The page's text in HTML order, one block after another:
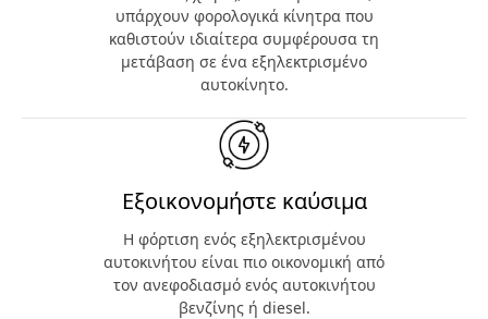
υπάρχουν φορολογικά κίνητρα που
καθιστούν ιδιαίτερα συμφέρουσα τη
μετάβαση σε ένα εξηλεκτρισμένο
αυτοκίνητο.
Εξοικονομήστε καύσιμα
Η φόρτιση ενός εξηλεκτρισμένου
αυτοκινήτου είναι πιο οικονομική από
τον ανεφοδιασμό ενός αυτοκινήτου
βενζίνης ή diesel.